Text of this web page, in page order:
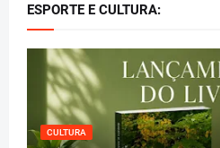
ESPORTE E CULTURA:
CULTURA